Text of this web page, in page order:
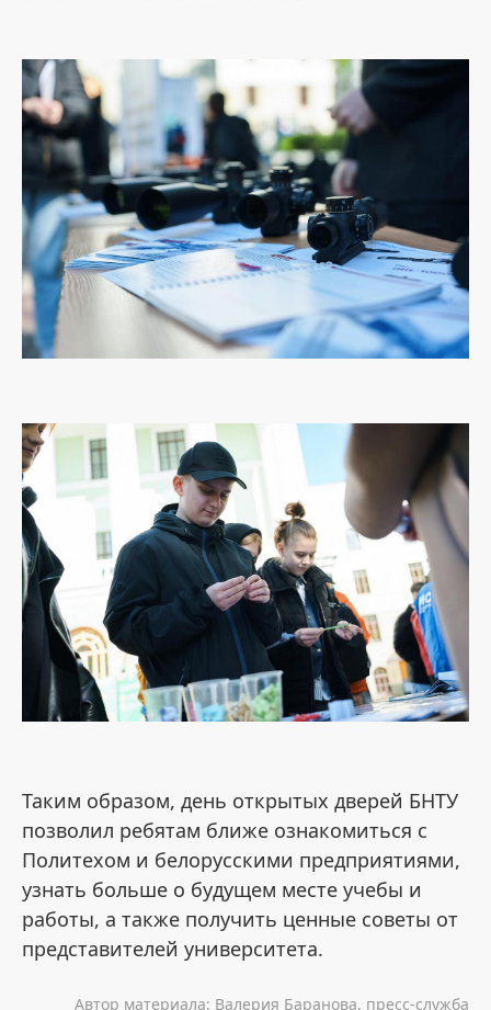
Таким образом, день открытых дверей БНТУ
позволил ребятам ближе ознакомиться с
Политехом и белорусскими предприятиями,
узнать больше о будущем месте учебы и
работы, а также получить ценные советы от
представителей университета.
Автор материала: Валерия Баранова, пресс-служба